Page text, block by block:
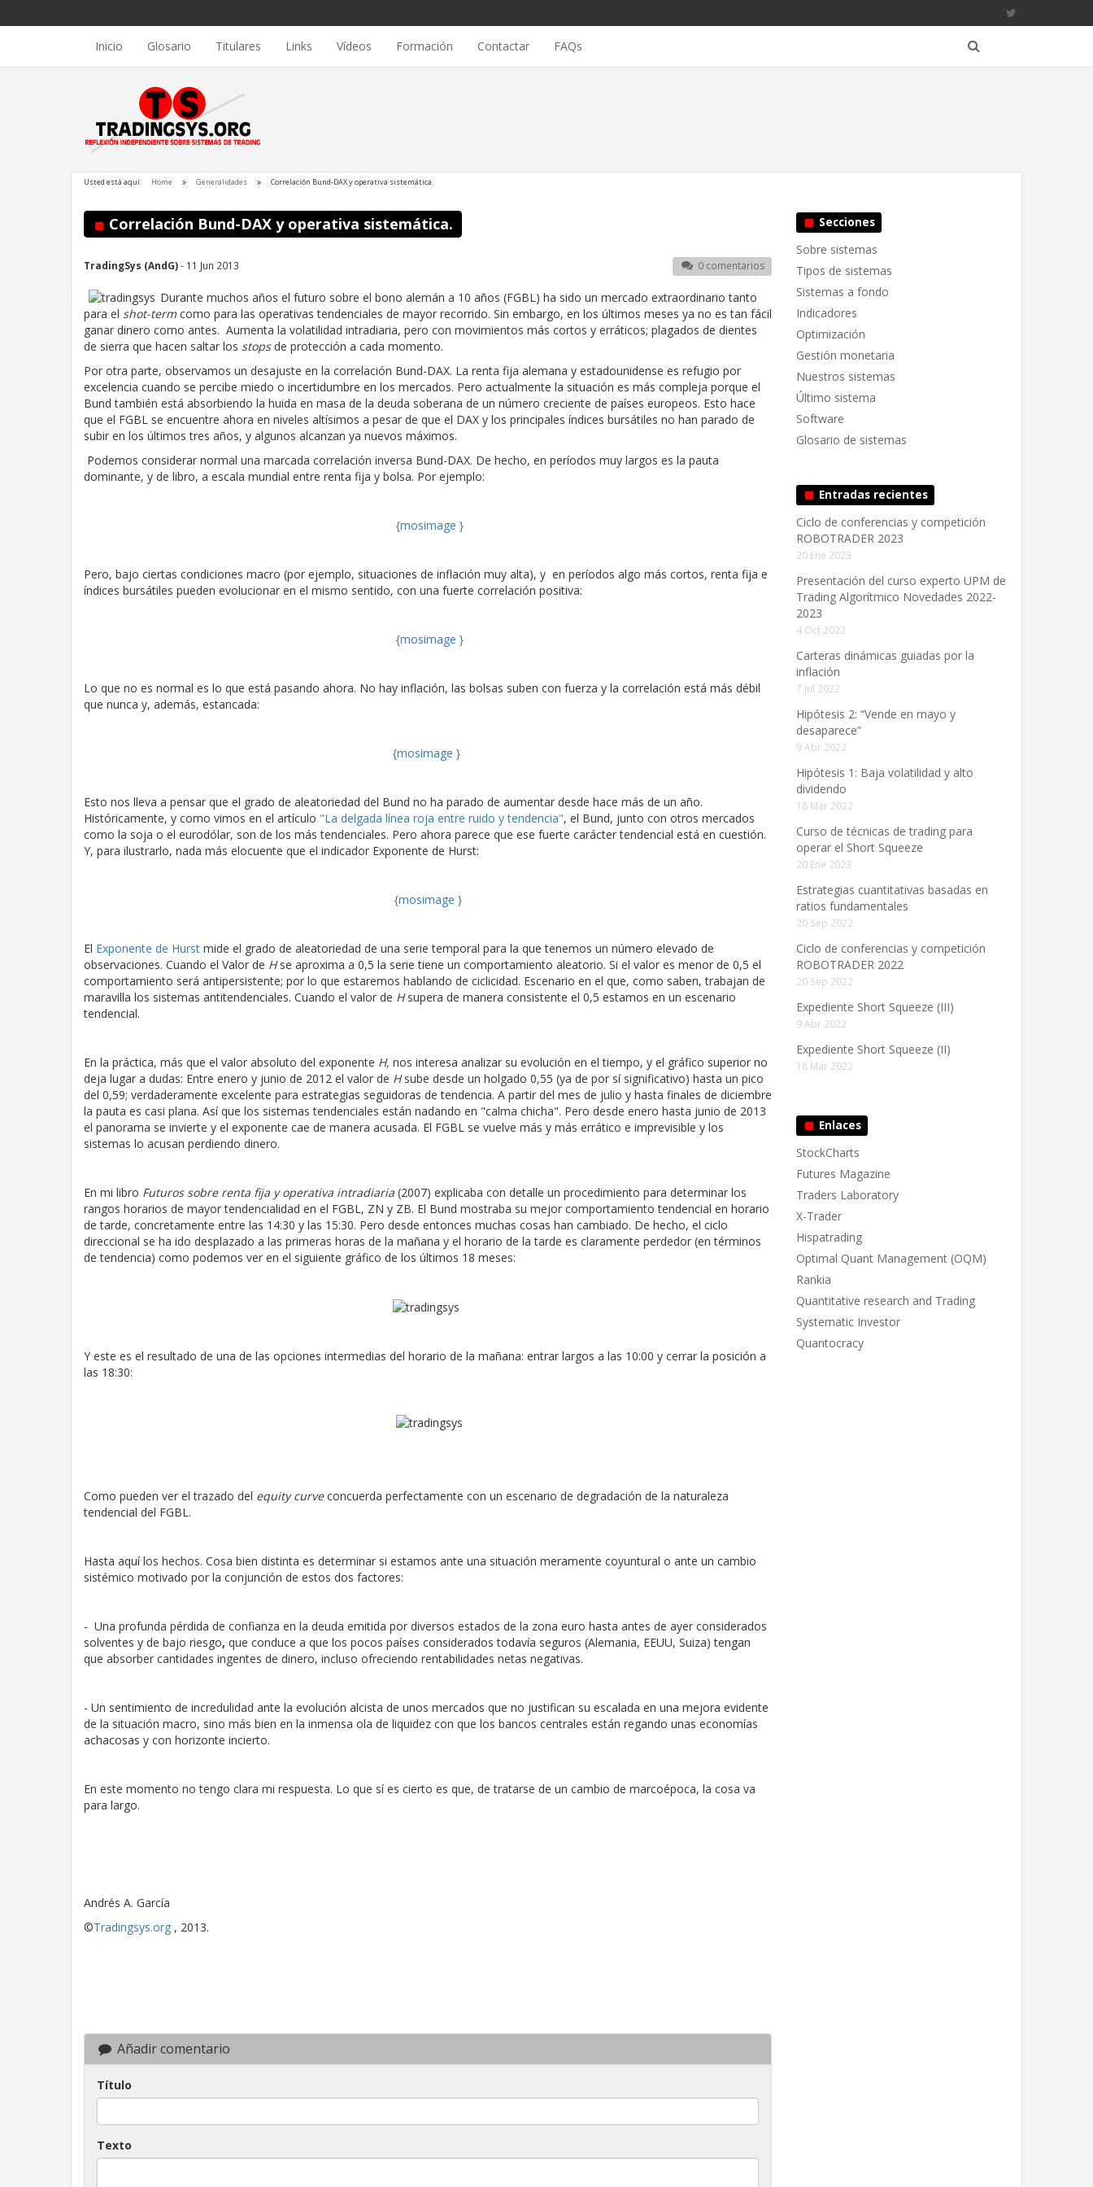
Inicio Glosario Titulares Links Vídeos Formación Contactar FAQs
Usted está aquí: Home Generalidades Correlación Bund-DAX y operativa sistemática.
Correlación Bund-DAX y operativa sistemática.
TradingSys (AndG)- 11 Jun 2013 0 comentarios
Durante muchos años el futuro sobre el bono alemán a 10 años (FGBL) ha sido un mercado extraordinario tanto
para el shot-termcomo para las operativas tendenciales de mayor recorrido. Sin embargo, en los últimos meses ya no es tan fácil
ganar dinero como antes. Aumenta la volatilidad intradiaria, pero con movimientos más cortos y erráticos; plagados de dientes
de sierra que hacen saltar los stopsde protección a cada momento.
Por otra parte, observamos un desajuste en la correlación Bund-DAX. La renta fija alemana y estadounidense es refugio por
excelencia cuando se percibe miedo o incertidumbre en los mercados. Pero actualmente la situación es más compleja porque el
Bund también está absorbiendo la huida en masa de la deuda soberana de un número creciente de países europeos. Esto hace
que el FGBL se encuentre ahora en niveles altísimos a pesar de que el DAX y los principales índices bursátiles no han parado de
subir en los últimos tres años, y algunos alcanzan ya nuevos máximos.
Podemos considerar normal una marcada correlación inversa Bund-DAX. De hecho, en períodos muy largos es la pauta
dominante, y de libro, a escala mundial entre renta fija y bolsa. Por ejemplo:
{mosimage }
Pero, bajo ciertas condiciones macro (por ejemplo, situaciones de inflación muy alta), y en períodos algo más cortos, renta fija e
índices bursátiles pueden evolucionar en el mismo sentido, con una fuerte correlación positiva:
{mosimage }
Lo que no es normal es lo que está pasando ahora. No hay inflación, las bolsas suben con fuerza y la correlación está más débil
que nunca y, además, estancada:
{mosimage }
Esto nos lleva a pensar que el grado de aleatoriedad del Bund no ha parado de aumentar desde hace más de un año.
Históricamente, y como vimos en el artículo "La delgada línea roja entre ruido y tendencia", el Bund, junto con otros mercados
como la soja o el eurodólar, son de los más tendenciales. Pero ahora parece que ese fuerte carácter tendencial está en cuestión.
Y, para ilustrarlo, nada más elocuente que el indicador Exponente de Hurst:
{mosimage }
El Exponente de Hurst mide el grado de aleatoriedad de una serie temporal para la que tenemos un número elevado de
observaciones. Cuando el Valor de Hse aproxima a 0,5 la serie tiene un comportamiento aleatorio. Si el valor es menor de 0,5 el
comportamiento será antipersistente; por lo que estaremos hablando de ciclicidad. Escenario en el que, como saben, trabajan de
maravilla los sistemas antitendenciales. Cuando el valor de Hsupera de manera consistente el 0,5 estamos en un escenario
tendencial.
En la práctica, más que el valor absoluto del exponente H, nos interesa analizar su evolución en el tiempo, y el gráfico superior no
deja lugar a dudas: Entre enero y junio de 2012 el valor de Hsube desde un holgado 0,55 (ya de por sí significativo) hasta un pico
del 0,59; verdaderamente excelente para estrategias seguidoras de tendencia. A partir del mes de julio y hasta finales de diciembre
la pauta es casi plana. Así que los sistemas tendenciales están nadando en "calma chicha". Pero desde enero hasta junio de 2013
el panorama se invierte y el exponente cae de manera acusada. El FGBL se vuelve más y más errático e imprevisible y los
sistemas lo acusan perdiendo dinero.
En mi libro Futuros sobre renta fija y operativa intradiaria (2007) explicaba con detalle un procedimiento para determinar los
rangos horarios de mayor tendencialidad en el FGBL, ZN y ZB. El Bund mostraba su mejor comportamiento tendencial en horario
de tarde, concretamente entre las 14:30 y las 15:30. Pero desde entonces muchas cosas han cambiado. De hecho, el ciclo
direccional se ha ido desplazado a las primeras horas de la mañana y el horario de la tarde es claramente perdedor (en términos
de tendencia) como podemos ver en el siguiente gráfico de los últimos 18 meses:
Y este es el resultado de una de las opciones intermedias del horario de la mañana: entrar largos a las 10:00 y cerrar la posición a
las 18:30:
Como pueden ver el trazado del equity curveconcuerda perfectamente con un escenario de degradación de la naturaleza
tendencial del FGBL.
Hasta aquí los hechos. Cosa bien distinta es determinar si estamos ante una situación meramente coyuntural o ante un cambio
sistémico motivado por la conjunción de estos dos factores:
- Una profunda pérdida de confianza en la deuda emitida por diversos estados de la zona euro hasta antes de ayer considerados
solventes y de bajo riesgo, que conduce a que los pocos países considerados todavía seguros (Alemania, EEUU, Suiza) tengan
que absorber cantidades ingentes de dinero, incluso ofreciendo rentabilidades netas negativas.
- Un sentimiento de incredulidad ante la evolución alcista de unos mercados que no justifican su escalada en una mejora evidente
de la situación macro, sino más bien en la inmensa ola de liquidez con que los bancos centrales están regando unas economías
achacosas y con horizonte incierto.
En este momento no tengo clara mi respuesta. Lo que sí es cierto es que, de tratarse de un cambio de marcoépoca, la cosa va
para largo.
Andrés A. García
©Tradingsys.org , 2013.
Añadir comentario
Título
Texto
Secciones
Sobre sistemas
Tipos de sistemas
Sistemas a fondo
Indicadores
Optimización
Gestión monetaria
Nuestros sistemas
Último sistema
Software
Glosario de sistemas
Entradas recientes
Ciclo de conferencias y competición
ROBOTRADER 2023
20 Ene 2023
Presentación del curso experto UPM de
Trading Algorítmico Novedades 2022-
2023
4 Oct 2022
Carteras dinámicas guiadas por la
inflación
7 Jul 2022
Hipótesis 2: “Vende en mayo y
desaparece”
9 Abr 2022
Hipótesis 1: Baja volatilidad y alto
dividendo
18 Mar 2022
Curso de técnicas de trading para
operar el Short Squeeze
20 Ene 2023
Estrategias cuantitativas basadas en
ratios fundamentales
20 Sep 2022
Ciclo de conferencias y competición
ROBOTRADER 2022
20 Sep 2022
Expediente Short Squeeze (III)
9 Abr 2022
Expediente Short Squeeze (II)
18 Mar 2022
Enlaces
StockCharts
Futures Magazine
Traders Laboratory
X-Trader
Hispatrading
Optimal Quant Management (OQM)
Rankia
Quantitative research and Trading
Systematic Investor
Quantocracy